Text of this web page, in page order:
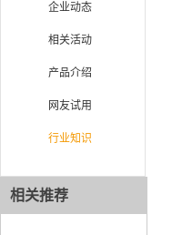
企业动态
相关活动
产品介绍
网友试用
行业知识
相关推荐